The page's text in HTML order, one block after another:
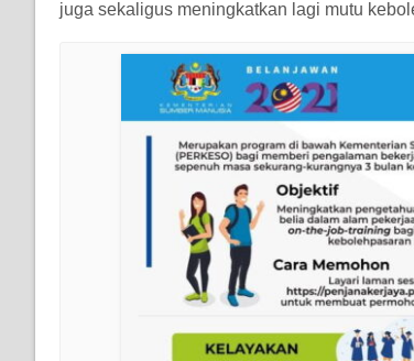
juga sekaligus meningkatkan lagi mutu